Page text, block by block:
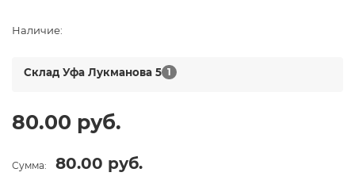
Наличие:
Склад Уфа Лукманова 5 1
80.00 руб.
Сумма: 80.00 руб.